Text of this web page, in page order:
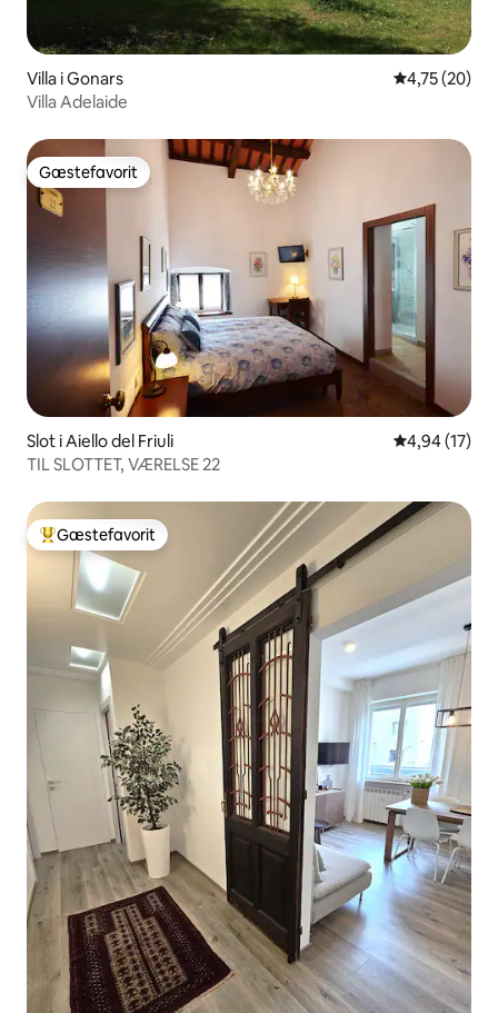
Villa i Gonars 4,75 ud af 5
4,75 (20)
Villa Adelaide
Gæstefavorit
Gæstefavorit
Slot i Aiello del Friuli 4,94 ud af 5
4,94 (17)
TIL SLOTTET, VÆRELSE 22
Bedste gæstefavorit
Gæstefavorit